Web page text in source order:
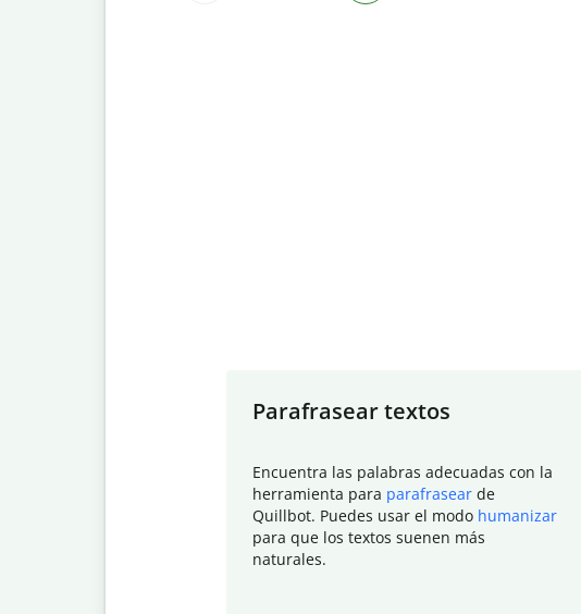
Parafrasear textos
Encuentra las palabras adecuadas con la
herramienta para parafrasear de
Quillbot. Puedes usar el modo humanizar
para que los textos suenen más
naturales.